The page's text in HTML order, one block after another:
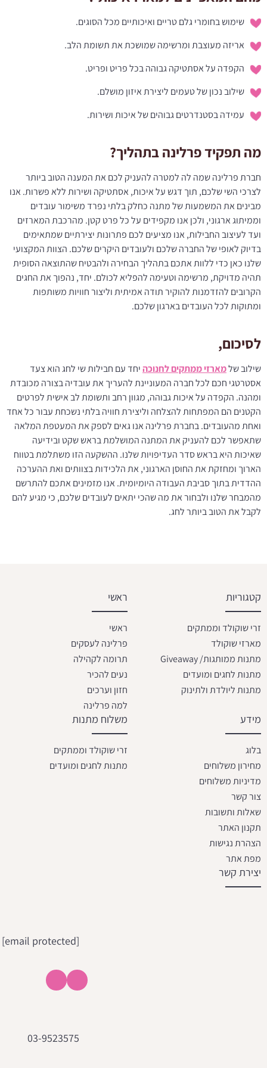
שימוש בחומרי גלם טריים ואיכותיים מכל הסוגים.
אריזה מעוצבת ומרשימה שמושכת את תשומת הלב.
הקפדה על אסתטיקה גבוהה בכל פריט ופריט.
שילוב נכון של טעמים ליצירת איזון מושלם.
עמידה בסטנדרטים גבוהים של איכות ושירות.
מה תפקיד פרלינה בתהליך?
חברת פרלינה שמה לה למטרה להעניק לכם את המענה הטוב ביותר
לצרכי השי שלכם, תוך דגש על איכות, אסתטיקה ושירות ללא פשרות. אנו
מבינים את המשמעות של מתנה כחלק בלתי נפרד משימור עובדים
וממיתוג ארגוני, ולכן אנו מקפידים על כל פרט קטן. מהרכבת המארזים
ועד לעיצוב החבילות, אנו מציעים לכם פתרונות יצירתיים שמתאימים
בדיוק לאופי של החברה שלכם ולעובדים היקרים שלכם. הצוות המקצועי
שלנו כאן כדי ללוות אתכם בתהליך הבחירה ולהבטיח שהתוצאה הסופית
תהיה מדויקת, מרשימה וטעימה להפליא לכולם. יחד, נהפוך את החגים
הקרובים להזדמנות להוקיר תודה אמיתית וליצור חוויות משותפות
ומתוקות לכל העובדים בארגון שלכם.
לסיכום,
שילוב שלמארזי ממתקים לחנוכהיחד עם חבילות שי לחג הוא צעד
אסטרטגי חכם לכל חברה המעוניינת להעריך את עובדיה בצורה מכובדת
ומהנה. הקפדה על איכות גבוהה, מגוון רחב ותשומת לב אישית לפרטים
הקטנים הם המפתחות להצלחה וליצירת חוויה בלתי נשכחת עבור כל אחד
ואחת מהעובדים. בחברת פרלינה אנו גאים לספק את המעטפת המלאה
שתאפשר לכם להעניק את המתנה המושלמת בראש שקט ובידיעה
שאיכות היא בראש סדר העדיפויות שלנו. ההשקעה הזו משתלמת בטווח
הארוך ומחזקת את החוסן הארגוני, את הלכידות בצוותים ואת ההערכה
ההדדית בתוך סביבת העבודה היומיומית. אנו מזמינים אתכם להתרשם
מהמבחר שלנו ולבחור את מה שהכי יתאים לעובדים שלכם, כי מגיע להם
לקבל את הטוב ביותר לחג.
קטגוריות
זרי שוקולד וממתקים
מארזי שוקולד
מתנות ממותגות/ Giveaway
מתנות לחגים ומועדים
מתנות ליולדת ולתינוק
ראשי
ראשי
פרלינה לעסקים
תרומה לקהילה
נעים להכיר
חזון וערכים
למה פרלינה
מידע
בלוג
מחירון משלוחים
מדיניות משלוחים
צור קשר
שאלות ותשובות
תקנון האתר
הצהרת נגישות
מפת אתר
משלוח מתנות
זרי שוקולד וממתקים
מתנות לחגים ומועדים
יצירת קשר
[email protected]
03-9523575